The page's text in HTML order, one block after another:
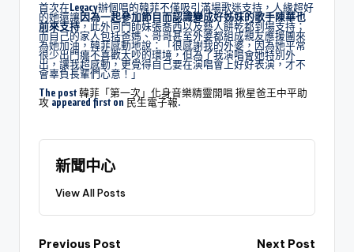
首次在Legacy辦個唱的韓菲不僅吸引滿場歌迷支持，人緣超好
的她還讓因為一起參加節目而認識變成好姊妹的歌手陳華也
前來支持，此外同門師妹張喬西以及藝人餅乾都到場支持；
而自己的家人包括爸媽、哥哥甚至外婆都組成親友應援團來
為她加油，韓菲感動地說：「很感謝我的外婆，因為她平常
很少出門癟不喜歡太吵的環境，但為了我演唱會她特別外
出，讓我超感動，更覺得自己要在演唱會上好好表演，才不
會辜負長輩們心意！」
The post韓菲「第一次」化身音樂精靈開唱 揪星爸王中平助
攻 appeared first on 民生電子報.
新聞中心
View All Posts
Previous Post Next Post